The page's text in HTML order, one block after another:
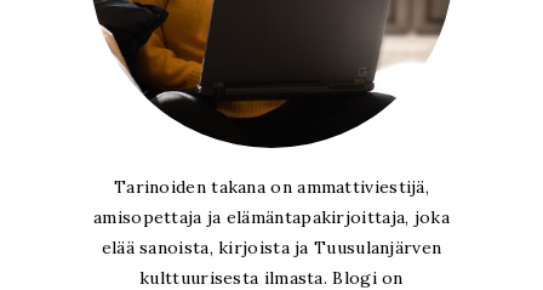
Tarinoiden takana on ammattiviestijä,
amisopettaja ja elämäntapakirjoittaja, joka
elää sanoista, kirjoista ja Tuusulanjärven
kulttuurisesta ilmasta. Blogi on